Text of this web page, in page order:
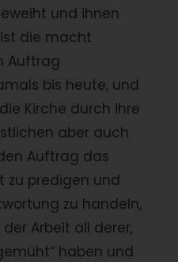
und ihnen
die macht
Auftrag
bis heute, und
Kirche durch ihre
aber auch
Auftrag das
zu predigen und
zu handeln,
Arbeit all derer,
haben und